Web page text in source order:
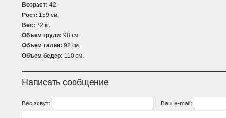
Возраст: 42
Рост: 159 см.
Вес: 72 кг.
Объем груди: 98 см.
Объем талии: 92 см.
Объем бедер: 110 см.
Написать сообщение
Вас зовут: Ваш e-mail: